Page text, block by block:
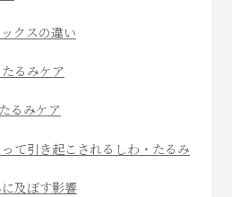
クスの違い
るみケア
るみケア
て引き起こされるしわ・たるみ
及ぼす影響